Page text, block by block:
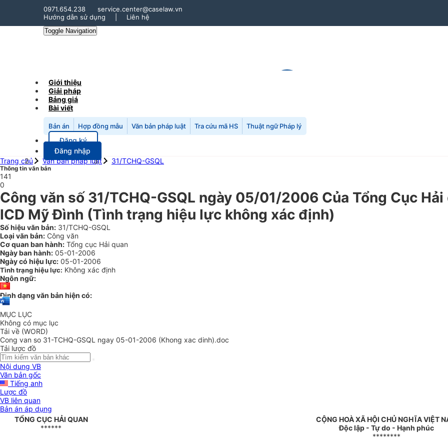
0971.654.238
service.center@caselaw.vn
Hướng dẫn sử dụng
Liên hệ
Toggle Navigation
Giới thiệu
Giải pháp
Bảng giá
Bài viết
Bản án Hợp đồng mẫu Văn bản pháp luật Tra cứu mã HS Thuật ngữ Pháp lý
Đăng ký
Đăng nhập
Trang chủ
Văn bản pháp luật 31/TCHQ-GSQL
Thông tin văn bản
141
0
Công văn số 31/TCHQ-GSQL ngày 05/01/2006 Của Tổng Cục
ICD Mỹ Đình (Tình trạng hiệu lực không xác định)
Số hiệu văn bản: 31/TCHQ-GSQL
Loại văn bản: Công văn
Cơ quan ban hành: Tổng cục Hải quan
Ngày ban hành: 05-01-2006
Ngày có hiệu lực: 05-01-2006
Tình trạng hiệu lực: Không xác định
Ngôn ngữ:
Định dạng văn bản hiện có:
MỤC LỤC
Không có mục lục
Tải về (WORD)
Cong van so 31-TCHQ-GSQL ngay 05-01-2006 (Khong xac dinh).doc
Tải lược đồ
Nội dung VB
Văn bản gốc
Tiếng anh
Lược đồ
VB liên quan
Bản án áp dụng
TỔNG CỤC HẢI QUAN
******
CỘNG HOÀ XÃ HỘI CHỦ NGHĨA VIỆT
Độc lập - Tự do - Hạnh phúc
********